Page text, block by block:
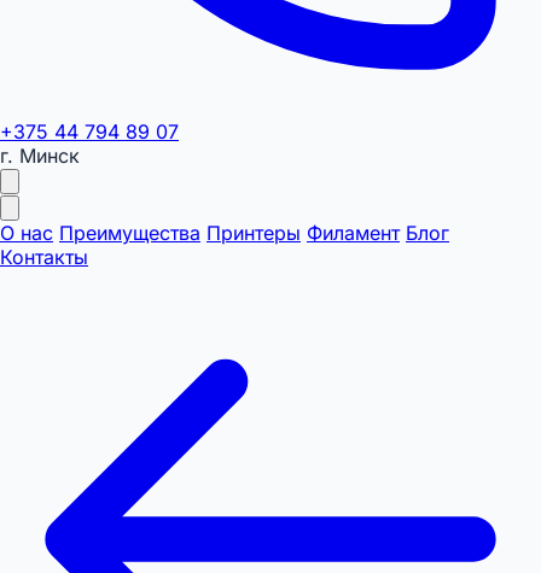
+375 44 794 89 07
г. Минск
О нас Преимущества Принтеры Филамент Блог
Контакты